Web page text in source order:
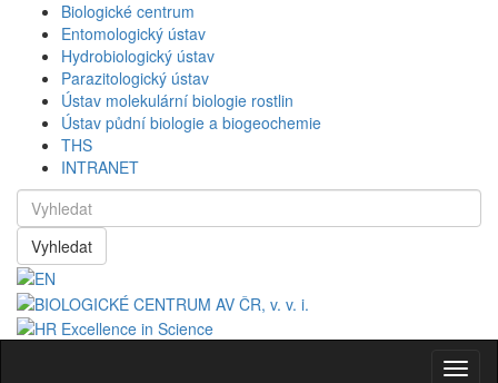
Biologické centrum
Entomologický ústav
Hydrobiologický ústav
Parazitologický ústav
Ústav molekulární biologie rostlin
Ústav půdní biologie a biogeochemie
THS
INTRANET
Vyhledat